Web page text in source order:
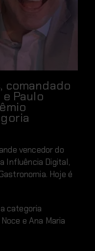
comandado
Paulo
vencedor do
Influência Digital,
Hoje é
categoria
e Ana Maria